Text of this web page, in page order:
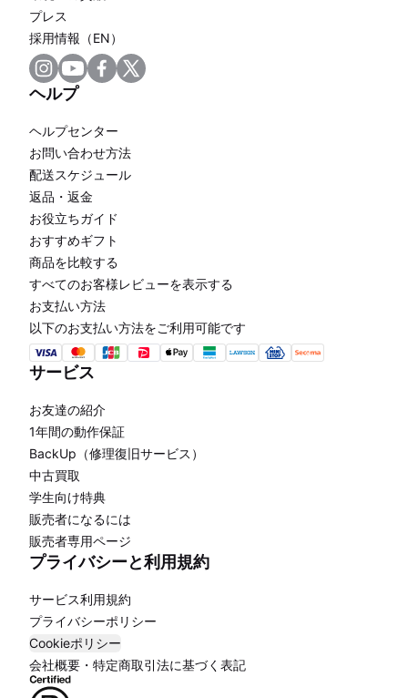
プレス
採用情報（EN）
ヘルプ
ヘルプセンター
お問い合わせ方法
配送スケジュール
返品・返金
お役立ちガイド
おすすめギフト
商品を比較する
すべてのお客様レビューを表示する
お支払い方法
以下のお支払い方法をご利用可能です
サービス
お友達の紹介
1年間の動作保証
BackUp（修理復旧サービス）
中古買取
学生向け特典
販売者になるには
販売者専用ページ
プライバシーと利用規約
サービス利用規約
プライバシーポリシー
Cookieポリシー
会社概要・特定商取引法に基づく表記